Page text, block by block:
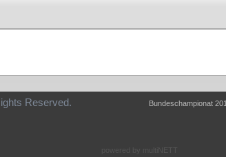
All Rights Reserved. Bundeschampionat
powered by multiNETT